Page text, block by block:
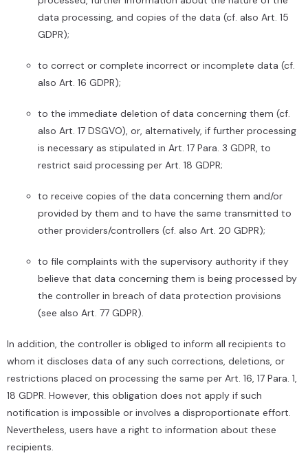
data processing, and copies of the data (cf. also Art. 15
GDPR);
to correct or complete incorrect or incomplete data (cf.
also Art. 16 GDPR);
to the immediate deletion of data concerning them (cf.
also Art. 17 DSGVO), or, alternatively, if further processing
is necessary as stipulated in Art. 17 Para. 3 GDPR, to
restrict said processing per Art. 18 GDPR;
to receive copies of the data concerning them and/or
provided by them and to have the same transmitted to
other providers/controllers (cf. also Art. 20 GDPR);
to file complaints with the supervisory authority if they
believe that data concerning them is being processed by
the controller in breach of data protection provisions
(see also Art. 77 GDPR).
In addition, the controller is obliged to inform all recipients to
whom it discloses data of any such corrections, deletions, or
restrictions placed on processing the same per Art. 16, 17 Para. 1,
18 GDPR. However, this obligation does not apply if such
notification is impossible or involves a disproportionate effort.
Nevertheless, users have a right to information about these
recipients.